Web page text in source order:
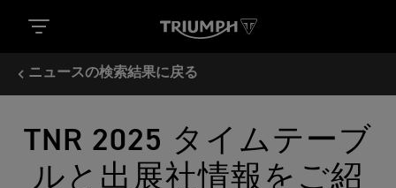
ニュースの検索結果に戻る
TNR 2025 タイムテーブ
ルと出展社情報をご紹